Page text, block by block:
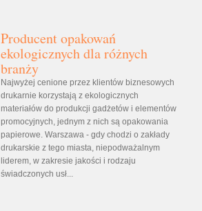
Producent opakowań
ekologicznych dla różnych
branży
Najwyżej cenione przez klientów biznesowych
drukarnie korzystają z ekologicznych
materiałów do produkcji gadżetów i elementów
promocyjnych, jednym z nich są opakowania
papierowe. Warszawa - gdy chodzi o zakłady
drukarskie z tego miasta, niepodważalnym
liderem, w zakresie jakości i rodzaju
świadczonych usł...